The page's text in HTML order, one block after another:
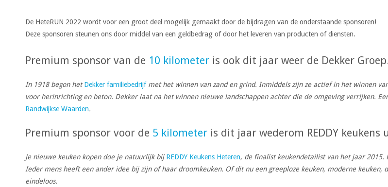
De HeteRUN 2022 wordt voor een groot deel mogelijk gemaakt door de bijdragen van de onderstaande sponsoren!
Deze sponsoren steunen ons door middel van een geldbedrag of door het leveren van producten of diensten.
Premium sponsor van de 10 kilometer is ook dit jaar weer de Dekker
In 1918 begon hetDekker familiebedrijfmet het winnen van zand en grind. Inmiddels zijn ze actief in het winnen
voor herinrichting en beton. Dekker laat na het winnen nieuwe landschappen achter die de omgeving verrijken.
Randwijkse Waarden.
Premium sponsor voor de 5 kilometer is dit jaar wederom REDDY keukens
Je nieuwe keuken kopen doe je natuurlijk bij REDDY Keukens Heteren, de finalist keukendetailist van het jaar 2015.
Ieder mens heeft een ander idee bij zijn of haar droomkeuken. Of dit nu een greeploze keuken, moderne keuken,
eindeloos.